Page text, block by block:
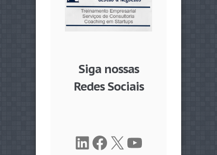
Siga nossas
Redes Sociais
LinkedIn
Facebook
X Youtube